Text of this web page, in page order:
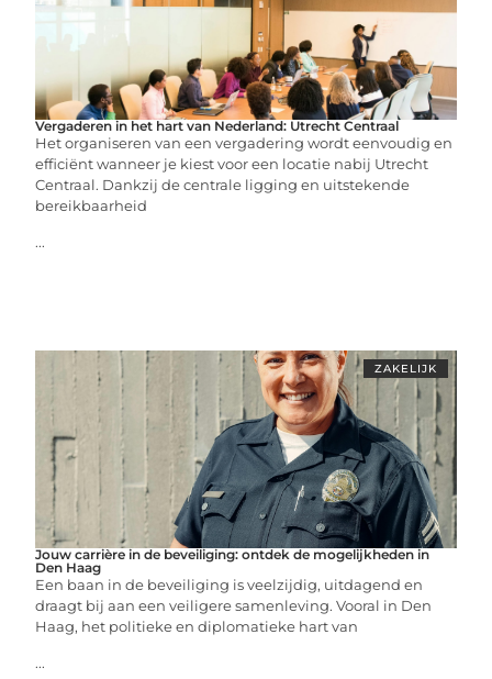
Vergaderen in het hart van Nederland: Utrecht Centraal
Het organiseren van een vergadering wordt eenvoudig en
efficiënt wanneer je kiest voor een locatie nabij Utrecht
Centraal. Dankzij de centrale ligging en uitstekende
bereikbaarheid
...
ZAKELIJK
Jouw carrière in de beveiliging: ontdek de mogelijkheden in
Den Haag
Een baan in de beveiliging is veelzijdig, uitdagend en
draagt bij aan een veiligere samenleving. Vooral in Den
Haag, het politieke en diplomatieke hart van
...